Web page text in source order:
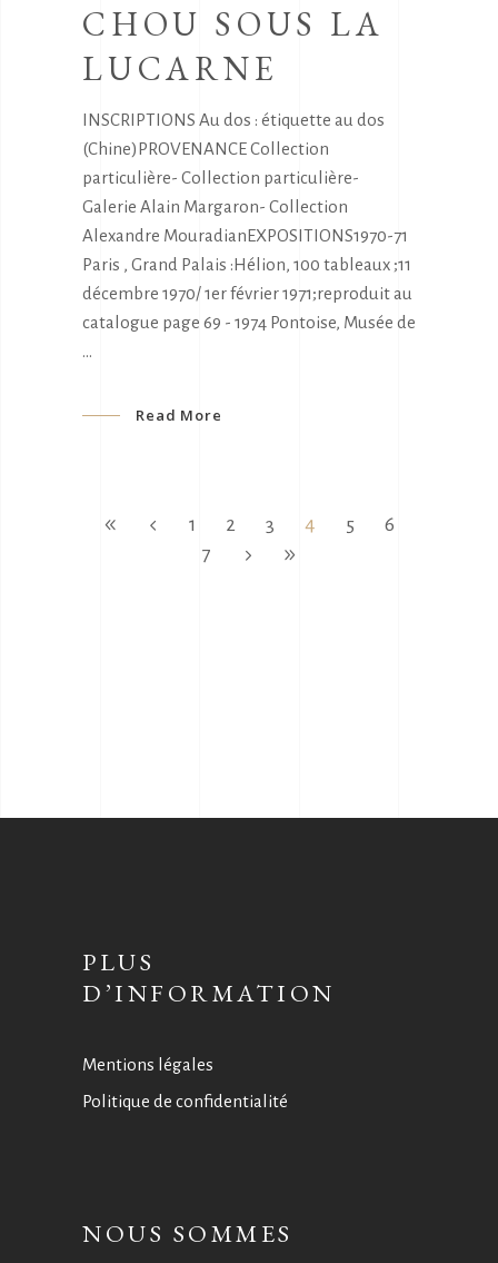
CHOU SOUS LA
LUCARNE
INSCRIPTIONS Au dos : étiquette au dos
(Chine)PROVENANCE Collection
particulière- Collection particulière-
Galerie Alain Margaron- Collection
Alexandre MouradianEXPOSITIONS1970-71
Paris , Grand Palais :Hélion, 100 tableaux ;11
décembre 1970/ 1er février 1971;reproduit au
catalogue page 69 - 1974 Pontoise, Musée de
Read More
1 2 3 4 5
6
7
PLUS
D’INFORMATION
Mentions légales
Politique de confidentialité
NOUS SOMMES